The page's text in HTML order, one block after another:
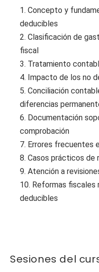
1. Concepto y
deducibles
2. Clasificación de
fiscal
3. Tratamiento
4. Impacto de los no
5. Conciliación
diferencias
6. Documentación
comprobación
7. Errores frecuentes
8. Casos prácticos
9. Atención a
10. Reformas fiscales
deducibles
Sesiones del